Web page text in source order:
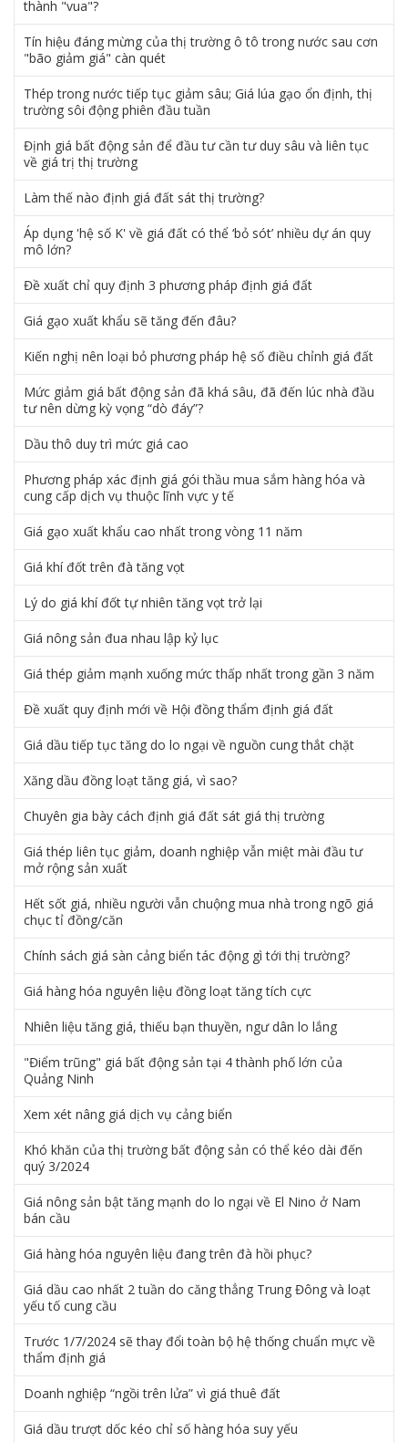
thành "vua"?
Tín hiệu đáng mừng của thị trường ô tô trong nước sau cơn
"bão giảm giá" càn quét
Thép trong nước tiếp tục giảm sâu; Giá lúa gạo ổn định, thị
trường sôi động phiên đầu tuần
Định giá bất động sản để đầu tư cần tư duy sâu và liên tục
về giá trị thị trường
Làm thế nào định giá đất sát thị trường?
Áp dụng 'hệ số K' về giá đất có thể ‘bỏ sót’ nhiều dự án quy
mô lớn?
Đề xuất chỉ quy định 3 phương pháp định giá đất
Giá gạo xuất khẩu sẽ tăng đến đâu?
Kiến nghị nên loại bỏ phương pháp hệ số điều chỉnh giá đất
Mức giảm giá bất động sản đã khá sâu, đã đến lúc nhà đầu
tư nên dừng kỳ vọng “dò đáy”?
Dầu thô duy trì mức giá cao
Phương pháp xác định giá gói thầu mua sắm hàng hóa và
cung cấp dịch vụ thuộc lĩnh vực y tế
Giá gạo xuất khẩu cao nhất trong vòng 11 năm
Giá khí đốt trên đà tăng vọt
Lý do giá khí đốt tự nhiên tăng vọt trở lại
Giá nông sản đua nhau lập kỷ lục
Giá thép giảm mạnh xuống mức thấp nhất trong gần 3 năm
Đề xuất quy định mới về Hội đồng thẩm định giá đất
Giá dầu tiếp tục tăng do lo ngại về nguồn cung thắt chặt
Xăng dầu đồng loạt tăng giá, vì sao?
Chuyên gia bày cách định giá đất sát giá thị trường
Giá thép liên tục giảm, doanh nghiệp vẫn miệt mài đầu tư
mở rộng sản xuất
Hết sốt giá, nhiều người vẫn chuộng mua nhà trong ngõ giá
chục tỉ đồng/căn
Chính sách giá sàn cảng biển tác động gì tới thị trường?
Giá hàng hóa nguyên liệu đồng loạt tăng tích cực
Nhiên liệu tăng giá, thiếu bạn thuyền, ngư dân lo lắng
"Điểm trũng" giá bất động sản tại 4 thành phố lớn của
Quảng Ninh
Xem xét nâng giá dịch vụ cảng biển
Khó khăn của thị trường bất động sản có thể kéo dài đến
quý 3/2024
Giá nông sản bật tăng mạnh do lo ngại về El Nino ở Nam
bán cầu
Giá hàng hóa nguyên liệu đang trên đà hồi phục?
Giá dầu cao nhất 2 tuần do căng thẳng Trung Đông và loạt
yếu tố cung cầu
Trước 1/7/2024 sẽ thay đổi toàn bộ hệ thống chuẩn mực về
thẩm định giá
Doanh nghiệp “ngồi trên lửa” vì giá thuê đất
Giá dầu trượt dốc kéo chỉ số hàng hóa suy yếu